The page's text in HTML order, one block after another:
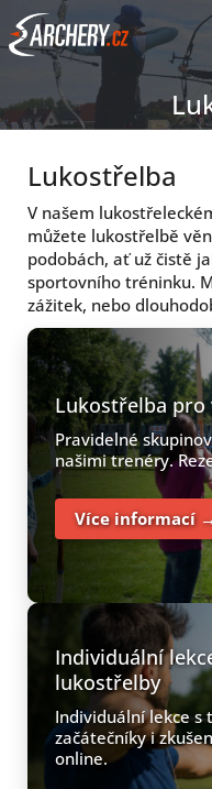
Přejít
na
obsah
Lukostřelba
V našem
můžete lukostřelbě
podobách, ať už čistě
sportovního tréninku.
zážitek, nebo
Lukostřelba pro
Pravidelné
našimi trenéry.
Více informací
Individuální
lukostřelby
Individuální lekce s
začátečníky i
online.